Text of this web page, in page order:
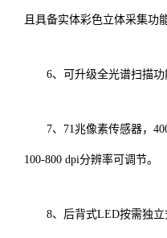
且具备实体彩色立体采集功
6、可升级全光谱扫描功
7、71兆像素传感器，
100-800 dpi分辨率可调节。
8、后背式LED按需独立